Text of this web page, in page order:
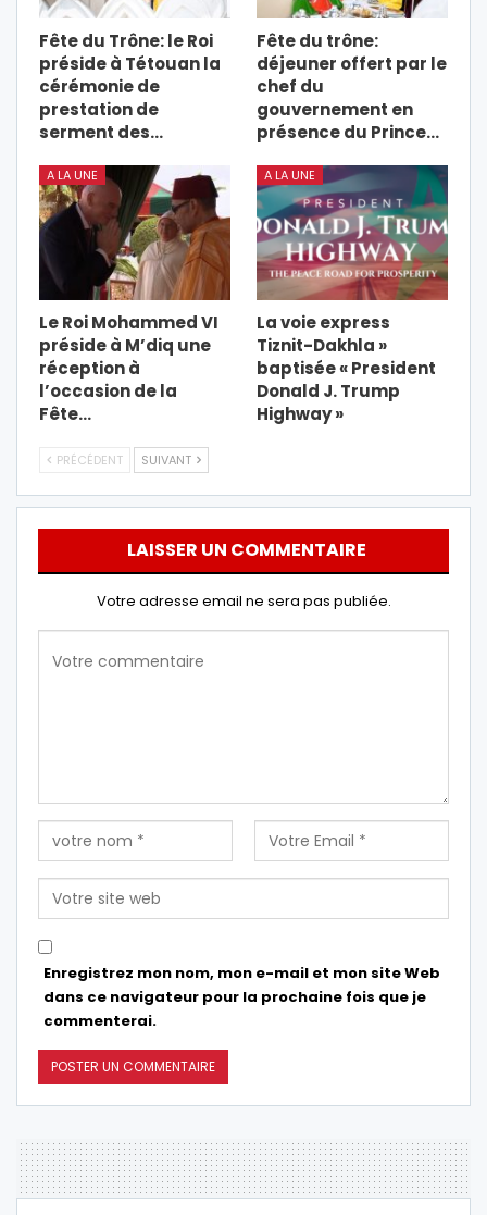
Fête du Trône: le Roi
préside à Tétouan la
cérémonie de
prestation de
serment des…
Fête du trône:
déjeuner offert par le
chef du
gouvernement en
présence du Prince…
A LA UNE
Le Roi Mohammed VI
préside à M’diq une
réception à
l’occasion de la
Fête…
A LA UNE
La voie express
Tiznit-Dakhla »
baptisée « President
Donald J. Trump
Highway »
PRÉCÉDENT SUIVANT
LAISSER UN COMMENTAIRE
Votre adresse email ne sera pas publiée.
Enregistrez mon nom, mon e-mail et mon site Web
dans ce navigateur pour la prochaine fois que je
commenterai.